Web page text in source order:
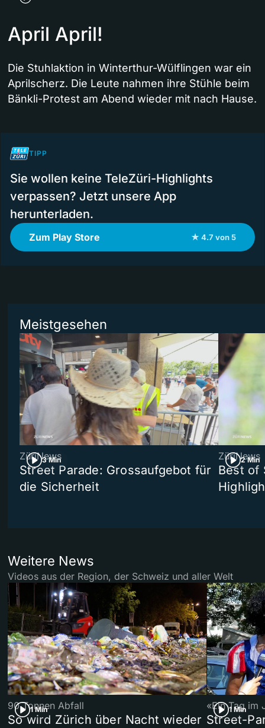
April April!
Die Stuhlaktion in Winterthur-Wülflingen war ein
Aprilscherz. Die Leute nahmen ihre Stühle beim
Bänkli-Protest am Abend wieder mit nach Hause.
TIPP
Sie wollen keine TeleZüri-Highlights
verpassen? Jetzt unsere App
herunterladen.
Zum Play Store ★ 4.7 von 5
Meistgesehen
3 Min
ZüriNews
Street Parade: Grossaufgebot für
die Sicherheit
2 Min
ZüriNews
Best of
Weitere News
Videos aus der Region, der Schweiz und aller Welt
1 Min
90 Tonnen Abfall
So wird Zürich über Nacht wieder
1 Min
«Ein Tag im
Street-